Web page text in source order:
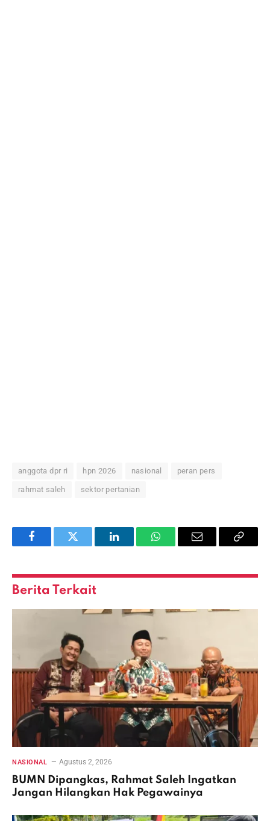
anggota dpr ri hpn 2026 nasional peran pers
rahmat saleh sektor pertanian
FacebookTwitter LinkedInWhatsAppEmail
Copy
Berita Terkait
NASIONAL Agustus 2, 2026
BUMN Dipangkas, Rahmat Saleh Ingatkan
Jangan Hilangkan Hak Pegawainya